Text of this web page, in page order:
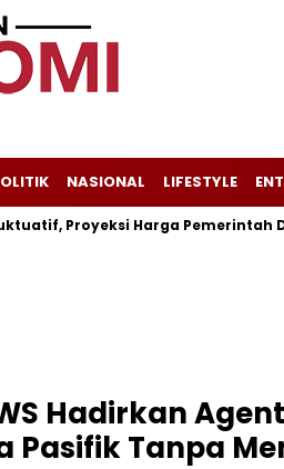
NASIONAL LIFESTYLE
Proyeksi Harga Pemerintah
Hadirkan
Pasifik Tanpa